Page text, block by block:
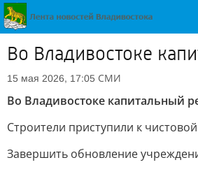
Во Владивостоке
15 мая 2026, 17:05 СМИ
Во Владивостоке капитальный
Строители приступили к
Завершить обновление